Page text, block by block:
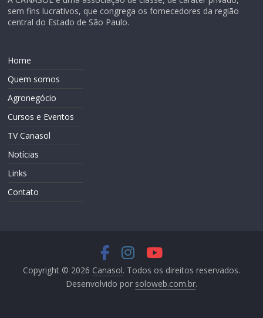
sem fins lucrativos, que congrega os fornecedores da região
central do Estado de São Paulo.
Home
Quem somos
Agronegócio
Cursos e Eventos
TV Canasol
Notícias
Links
Contato
Copyright © 2026 Canasol. Todos os direitos reservados.
Desenvolvido por soloweb.com.br.